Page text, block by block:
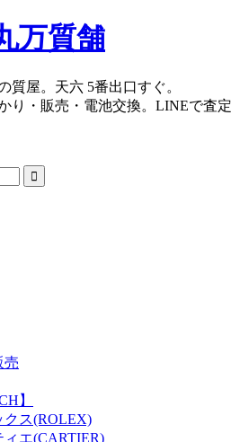
質屋。天六 5番出口すぐ。
り・販売・電池交換。LINEで査定
売
】
クス(ROLEX)
ィエ(CARTIER)